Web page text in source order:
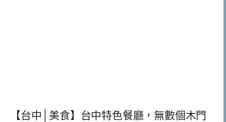
【台中│美食】台中特色餐廳，無數個木門